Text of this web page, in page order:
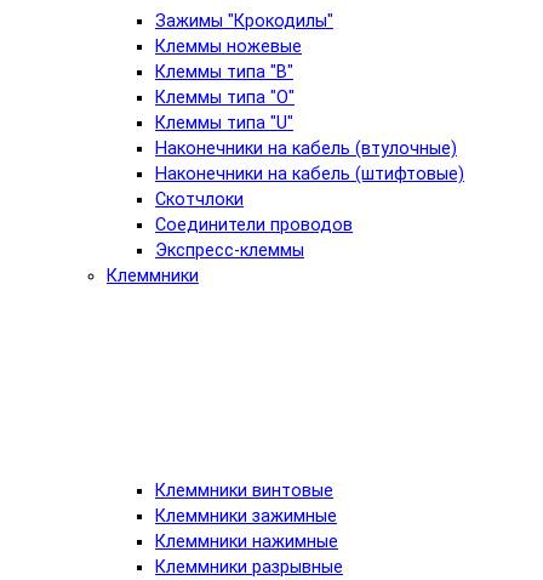
Зажимы "Крокодилы"
Клеммы ножевые
Клеммы типа "B"
Клеммы типа "O"
Клеммы типа "U"
Наконечники на кабель (втулочные)
Наконечники на кабель (штифтовые)
Скотчлоки
Соединители проводов
Экспресс-клеммы
Клеммники
Клеммники винтовые
Клеммники зажимные
Клеммники нажимные
Клеммники разрывные